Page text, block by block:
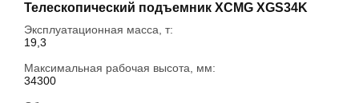
Телескопический подъемник XCMG XGS34K
Эксплуатационная масса, т:
19,3
Максимальная рабочая высота, мм:
34300